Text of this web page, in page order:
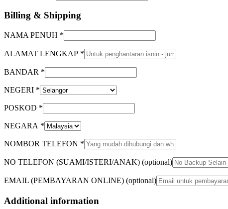
Billing & Shipping
NAMA PENUH *
ALAMAT LENGKAP *
BANDAR *
NEGERI *
POSKOD *
NEGARA *
NOMBOR TELEFON *
NO TELEFON (SUAMI/ISTERI/ANAK) (optional)
EMAIL (PEMBAYARAN ONLINE) (optional)
Additional information